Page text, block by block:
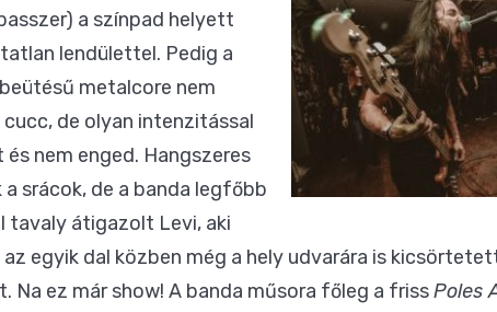
a színpad helyett
lendülettel. Pedig a
metalcore nem
de olyan intenzitással
nem enged. Hangszeres
srácok, de a banda legfőbb
tavaly átigazolt Levi, aki
egyik dal közben még a hely udvarára is
ez már show! A banda műsora főleg a frissPoles